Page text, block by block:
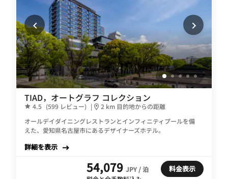
TIAD，オートグラフ コレクション
4.5 (599 レビュー) |
2 km 目的地からの距離
オールデイダイニングレストランとインフィニティプールを備
えた、愛知県名古屋市にあるデザイナーズホテル。
詳細を表示
54,079 JPY / 泊
料金表示